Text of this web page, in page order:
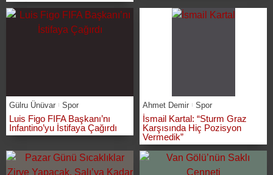
Gülru Ünüvar Spor
Luis Figo FIFA Başkanı’nı
Infantino’yu İstifaya Çağırdı
Ahmet Demir Spor
İsmail Kartal: “Sturm Graz
Karşısında Hiç Pozisyon
Vermedik”